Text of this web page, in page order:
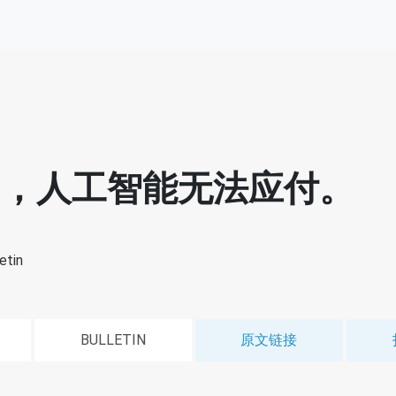
人工智能无法应付。
BULLETIN 原文链接